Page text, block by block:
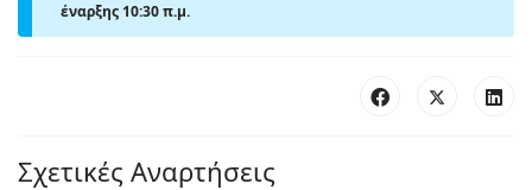
έναρξης 10:30 π.μ.
Σχετικές Αναρτήσεις